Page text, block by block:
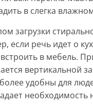
в слегка
загрузки
речь идет о
в мебель.
вертикальной
удобны для
необходимость